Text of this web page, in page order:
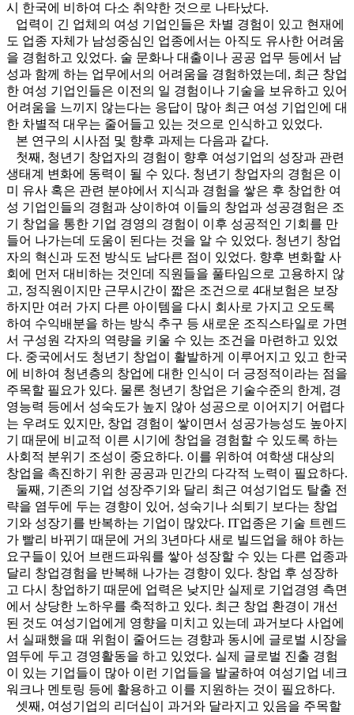
시 한국에 비하여 다소 취약한 것으로 나타났다.
업력이 긴 업체의 여성 기업인들은 차별 경험이 있고 현재에
도 업종 자체가 남성중심인 업종에서는 아직도 유사한 어려움
을 경험하고 있었다. 술 문화나 대출이나 공공 업무 등에서 남
성과 함께 하는 업무에서의 어려움을 경험하였는데, 최근 창업
한 여성 기업인들은 이전의 일 경험이나 기술을 보유하고 있어
어려움을 느끼지 않는다는 응답이 많아 최근 여성 기업인에 대
한 차별적 대우는 줄어들고 있는 것으로 인식하고 있었다.
본 연구의 시사점 및 향후 과제는 다음과 같다.
첫째, 청년기 창업자의 경험이 향후 여성기업의 성장과 관련
생태계 변화에 동력이 될 수 있다. 청년기 창업자의 경험은 이
미 유사 혹은 관련 분야에서 지식과 경험을 쌓은 후 창업한 여
성 기업인들의 경험과 상이하여 이들의 창업과 성공경험은 조
기 창업을 통한 기업 경영의 경험이 이후 성공적인 기회를 만
들어 나가는데 도움이 된다는 것을 알 수 있었다. 청년기 창업
자의 혁신과 도전 방식도 남다른 점이 있었다. 향후 변화할 사
회에 먼저 대비하는 것인데 직원들을 풀타임으로 고용하지 않
고, 정직원이지만 근무시간이 짧은 조건으로 4대보험은 보장
하지만 여러 가지 다른 아이템을 다시 회사로 가지고 오도록
하여 수익배분을 하는 방식 추구 등 새로운 조직스타일로 가면
서 구성원 각자의 역량을 키울 수 있는 조건을 마련하고 있었
다. 중국에서도 청년기 창업이 활발하게 이루어지고 있고 한국
에 비하여 청년층의 창업에 대한 인식이 더 긍정적이라는 점을
주목할 필요가 있다. 물론 청년기 창업은 기술수준의 한계, 경
영능력 등에서 성숙도가 높지 않아 성공으로 이어지기 어렵다
는 우려도 있지만, 창업 경험이 쌓이면서 성공가능성도 높아지
기 때문에 비교적 이른 시기에 창업을 경험할 수 있도록 하는
사회적 분위기 조성이 중요하다. 이를 위하여 여학생 대상의
창업을 촉진하기 위한 공공과 민간의 다각적 노력이 필요하다.
둘째, 기존의 기업 성장주기와 달리 최근 여성기업도 탈출 전
략을 염두에 두는 경향이 있어, 성숙기나 쇠퇴기 보다는 창업
기와 성장기를 반복하는 기업이 많았다. IT업종은 기술 트렌드
가 빨리 바뀌기 때문에 거의 3년마다 새로 빌드업을 해야 하는
요구들이 있어 브랜드파워를 쌓아 성장할 수 있는 다른 업종과
달리 창업경험을 반복해 나가는 경향이 있다. 창업 후 성장하
고 다시 창업하기 때문에 업력은 낮지만 실제로 기업경영 측면
에서 상당한 노하우를 축적하고 있다. 최근 창업 환경이 개선
된 것도 여성기업에게 영향을 미치고 있는데 과거보다 사업에
서 실패했을 때 위험이 줄어드는 경향과 동시에 글로벌 시장을
염두에 두고 경영활동을 하고 있었다. 실제 글로벌 진출 경험
이 있는 기업들이 많아 이런 기업들을 발굴하여 여성기업 네크
워크나 멘토링 등에 활용하고 이를 지원하는 것이 필요하다.
셋째, 여성기업의 리더십이 과거와 달라지고 있음을 주목할